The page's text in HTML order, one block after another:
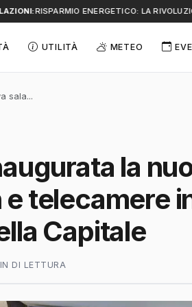
RISPARMIO ENERGETICO: LA
UTILITÀ METEO
sala...
la
telecamere
Capitale
DI LETTURA